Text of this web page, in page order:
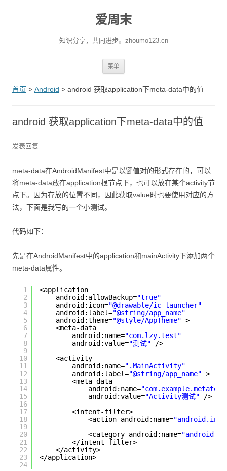
爱周末
知识分享，共同进步。zhoumo123.cn
菜单
首页 > Android > android 获取application下meta-data中的值
android 获取application下meta-data中的值
发表回复
meta-data在AndroidManifest中是以键值对的形式存在的，可以
将meta-data放在application根节点下，也可以放在某个activity节
点下。因为存放的位置不同，因此获取value时也要使用对应的方
法，下面是我写的一个小测试。
代码如下：
先是在AndroidManifest中的application和mainActivity下添加两个
meta-data属性。
1
2
3
4
5
6
7
8
9
10
11
12
13
14
15
16
17
18
19
20
21
22
23
24
<application
android:allowBackup="true"
android:icon="@drawable/ic_launcher"
android:label="@string/app_name"
android:theme="@style/AppTheme" >
<meta-data
android:name="com.lzy.test"
android:value="测试"
/>
<activity
android:name=".MainActivity"
android:label="@string/app_name" >
<meta-data
android:name=
android:value="Activity测试"
/>
<intent-filter>
<action android:name=
<category android:name=
</intent-filter>
</activity>
</application>